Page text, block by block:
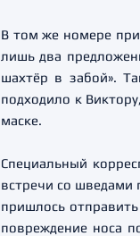
В том же номере
лишь два
шахтёр в забой».
подходило к
маске.
Специальный
встречи со шведами
пришлось
повреждение носа